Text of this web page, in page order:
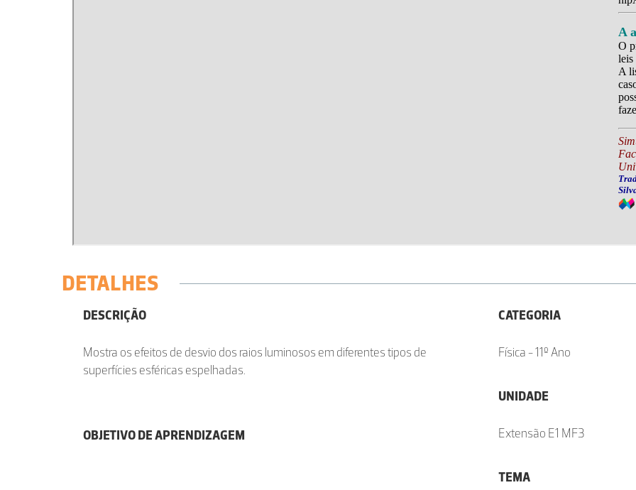
DETALHES
DESCRIÇÃO
Mostra os efeitos de desvio dos raios luminosos em diferentes tipos de
superfícies esféricas espelhadas.
OBJETIVO DE APRENDIZAGEM
CATEGORIA
Física - 11º Ano
UNIDADE
Extensão E1 MF3
TEMA